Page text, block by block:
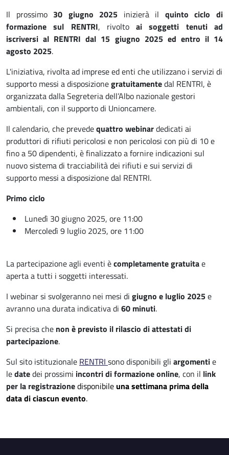
Il prossimo 30 giugno 2025 inizierà il quinto ciclo di
formazione sul RENTRI, rivoltoai soggetti tenuti ad
iscriversi al RENTRI dal 15 giugno 2025 ed entro il 14
agosto 2025.
L'iniziativa, rivolta ad imprese ed enti che utilizzano i servizi di
supporto messi a disposizionegratuitamentedal RENTRI, è
organizzata dalla Segreteria dell’Albo nazionale gestori
ambientali, con il supporto di Unioncamere.
Il calendario, che prevedequattro webinardedicati ai
produttori di rifiuti pericolosi e non pericolosi con più di 10 e
fino a 50 dipendenti, è finalizzato a fornire indicazioni sul
nuovo sistema di tracciabilità dei rifiuti e sui servizi di
supporto messi a disposizione dal RENTRI.
Primo ciclo
Lunedì 30 giugno 2025, ore 11:00
Mercoledì 9 luglio 2025, ore 11:00
La partecipazione agli eventi ècompletamentegratuitae
aperta a tutti i soggetti interessati.
I webinar si svolgeranno nei mesi di giugno e luglio 2025e
avranno una durata indicativa di 60 minuti.
Si precisa che non è previsto il rilascio di attestati di
partecipazione.
Sul sito istituzionale RENTRI sono disponibili gli argomentie
ledatedei prossimi incontri di formazione online, con il link
per la registrazionedisponibileuna settimana prima della
data di ciascun evento.